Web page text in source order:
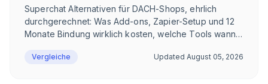
Superchat Alternativen für DACH-Shops, ehrlich
durchgerechnet: Was Add-ons, Zapier-Setup und 12
Monate Bindung wirklich kosten, welche Tools wann
Vergleiche Updated August 05, 2026